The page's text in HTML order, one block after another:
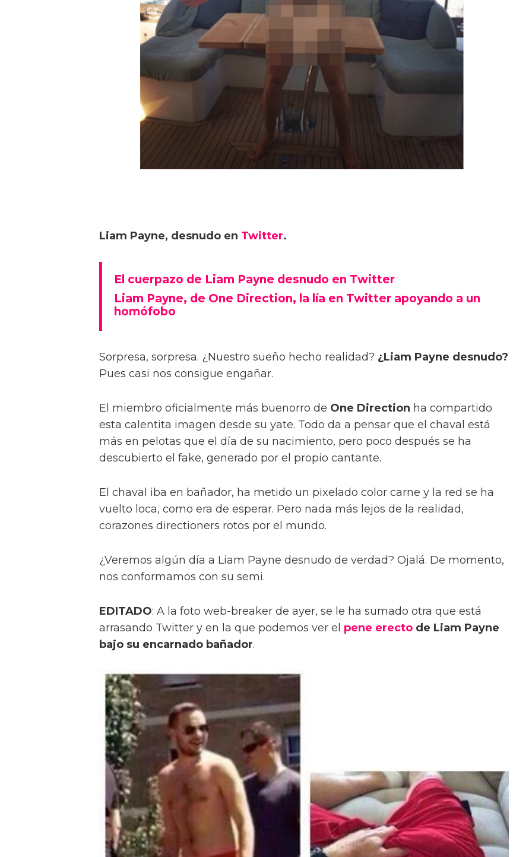
Liam Payne, desnudo en Twitter.
El cuerpazo de Liam Payne desnudo en Twitter
Liam Payne, de One Direction, la lía en Twitter apoyando a un
homófobo
Sorpresa, sorpresa. ¿Nuestro sueño hecho realidad? ¿Liam Payne desnudo?
Pues casi nos consigue engañar.
El miembro oficialmente más buenorro de One Direction ha compartido
esta calentita imagen desde su yate. Todo da a pensar que el chaval está
más en pelotas que el día de su nacimiento, pero poco después se ha
descubierto el fake, generado por el propio cantante.
El chaval iba en bañador, ha metido un pixelado color carne y la red se ha
vuelto loca, como era de esperar. Pero nada más lejos de la realidad,
corazones directioners rotos por el mundo.
¿Veremos algún día a Liam Payne desnudo de verdad? Ojalá. De momento,
nos conformamos con su semi.
EDITADO: A la foto web-breaker de ayer, se le ha sumado otra que está
arrasando Twitter y en la que podemos ver el pene erecto de Liam Payne
bajo su encarnado bañador.